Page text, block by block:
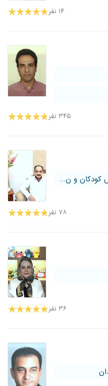
۱۴ نفر
۳۴۵ نفر
و ن...
۷۸ نفر
۳۶ نفر